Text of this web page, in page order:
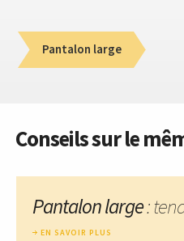
Pantalon large
Conseils sur le
Pantalon large:
EN SAVOIR PLUS